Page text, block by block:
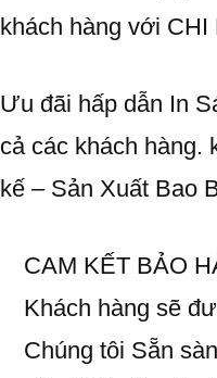
khách hàng với CHI
Ưu đãi hấp dẫn In
cả các khách hàng.
kế – Sản Xuất Bao
CAM KẾT BẢO
Khách hàng sẽ
Chúng tôi Sẵn